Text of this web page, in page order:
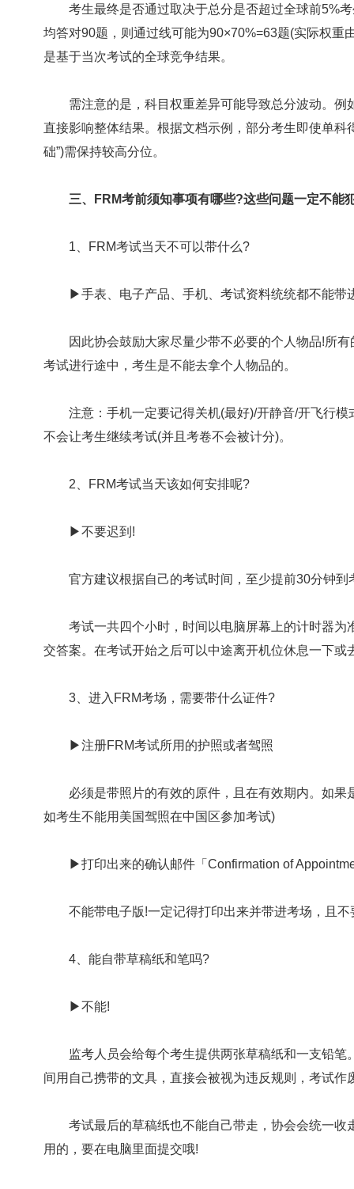
考生最终是否通过取决于总分是否超过全球前5%考
均答对90题，则通过线可能为90×70%=63题(实际权重
是基于当次考试的全球竞争结果。
需注意的是，科目权重差异可能导致总分波动。例
直接影响整体结果。根据文档示例，部分考生即使单科
础”)需保持较高分位。
三、FRM考前须知事项有哪些?这些问题一定不能
1、FRM考试当天不可以带什么?
▶手表、电子产品、手机、考试资料统统都不能带
因此协会鼓励大家尽量少带不必要的个人物品!所有
考试进行途中，考生是不能去拿个人物品的。
注意：手机一定要记得关机(最好)/开静音/开飞行模
不会让考生继续考试(并且考卷不会被计分)。
2、FRM考试当天该如何安排呢?
▶不要迟到!
官方建议根据自己的考试时间，至少提前30分钟到
考试一共四个小时，时间以电脑屏幕上的计时器为
交答案。在考试开始之后可以中途离开机位休息一下或
3、进入FRM考场，需要带什么证件?
▶注册FRM考试所用的护照或者驾照
必须是带照片的有效的原件，且在有效期内。如果
如考生不能用美国驾照在中国区参加考试)
▶打印出来的确认邮件「Confirmation of
不能带电子版!一定记得打印出来并带进考场，且不
4、能自带草稿纸和笔吗?
▶不能!
监考人员会给每个考生提供两张草稿纸和一支铅笔
间用自己携带的文具，直接会被视为违反规则，考试作
考试最后的草稿纸也不能自己带走，协会会统一收
用的，要在电脑里面提交哦!